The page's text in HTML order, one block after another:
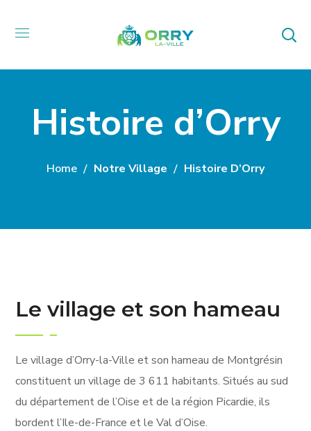
Histoire d’Orry
Home Notre Village Histoire D’Orry
Le village et son hameau
Le village d’Orry-la-Ville et son hameau de Montgrésin
constituent un village de 3 611 habitants. Situés au sud
du département de l’Oise et de la région Picardie, ils
bordent l’Ile-de-France et le Val d’Oise.